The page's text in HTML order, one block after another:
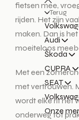
Terug
Audi
Škoda
CUPRA
SEAT
Onze
fietsen mee,
rijden. Het zijn
maken. Dan is
moeiteloos
Met een
met vertrouwen.
wordt elke rit nét
onderweg tot